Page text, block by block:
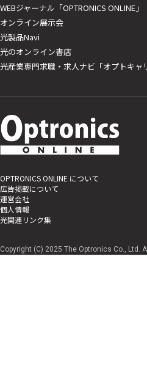
WEBジャーナル「OPTRONICS ONLINE」
オンライン展示会
光製品Navi
光のオンライン書店
光産業専門求職・求人ナビ「オプトキャ
OPTRONICS ONLINE について
広告掲載について
運営会社
個人情報
光関連リンク集
Copyright (C) 2025 The Optronics Co., Ltd.